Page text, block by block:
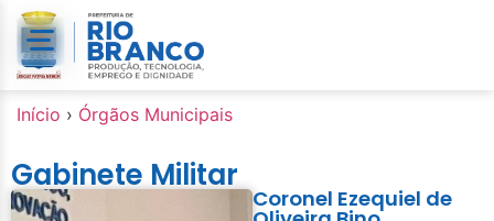
conteúdo
Início › Órgãos Municipais
Gabinete Militar
Coronel Ezequiel de